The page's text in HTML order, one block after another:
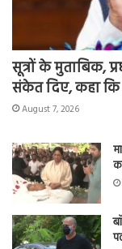
सूत्रों के मुताबिक,
संकेत दिए, कहा
August 7, 2026